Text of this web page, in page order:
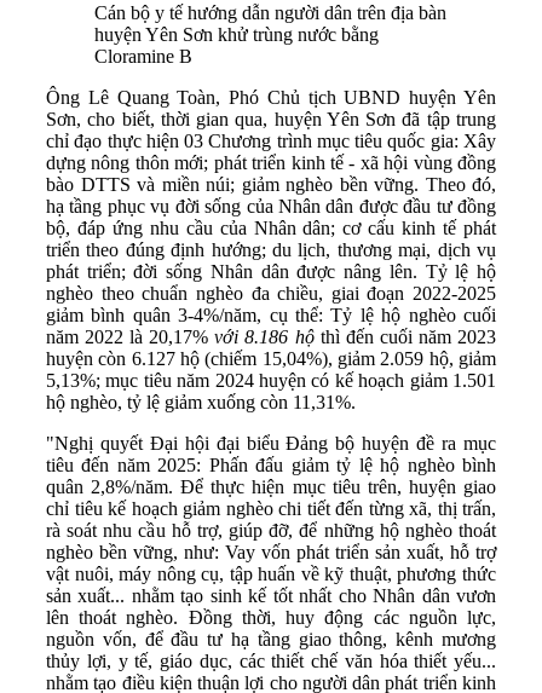
Cán bộ y tế hướng dẫn người dân trên địa bàn
huyện Yên Sơn khử trùng nước bằng
Cloramine B
Ông Lê Quang Toàn, Phó Chủ tịch UBND huyện Yên
Sơn, cho biết, thời gian qua, huyện Yên Sơn đã tập trung
chỉ đạo thực hiện 03 Chương trình mục tiêu quốc gia: Xây
dựng nông thôn mới; phát triển kinh tế - xã hội vùng đồng
bào DTTS và miền núi; giảm nghèo bền vững. Theo đó,
hạ tầng phục vụ đời sống của Nhân dân được đầu tư đồng
bộ, đáp ứng nhu cầu của Nhân dân; cơ cấu kinh tế phát
triển theo đúng định hướng; du lịch, thương mại, dịch vụ
phát triển; đời sống Nhân dân được nâng lên. Tỷ lệ hộ
nghèo theo chuẩn nghèo đa chiều, giai đoạn 2022-2025
giảm bình quân 3-4%/năm, cụ thể: Tỷ lệ hộ nghèo cuối
năm 2022 là 20,17% với 8.186 hộ thì đến cuối năm 2023
huyện còn 6.127 hộ (chiếm 15,04%), giảm 2.059 hộ, giảm
5,13%; mục tiêu năm 2024 huyện có kế hoạch giảm 1.501
hộ nghèo, tỷ lệ giảm xuống còn 11,31%.
"Nghị quyết Đại hội đại biểu Đảng bộ huyện đề ra mục
tiêu đến năm 2025: Phấn đấu giảm tỷ lệ hộ nghèo bình
quân 2,8%/năm. Để thực hiện mục tiêu trên, huyện giao
chỉ tiêu kế hoạch giảm nghèo chi tiết đến từng xã, thị trấn,
rà soát nhu cầu hỗ trợ, giúp đỡ, để những hộ nghèo thoát
nghèo bền vững, như: Vay vốn phát triển sản xuất, hỗ trợ
vật nuôi, máy nông cụ, tập huấn về kỹ thuật, phương thức
sản xuất... nhằm tạo sinh kế tốt nhất cho Nhân dân vươn
lên thoát nghèo. Đồng thời, huy động các nguồn lực,
nguồn vốn, để đầu tư hạ tầng giao thông, kênh mương
thủy lợi, y tế, giáo dục, các thiết chế văn hóa thiết yếu...
nhằm tạo điều kiện thuận lợi cho người dân phát triển kinh